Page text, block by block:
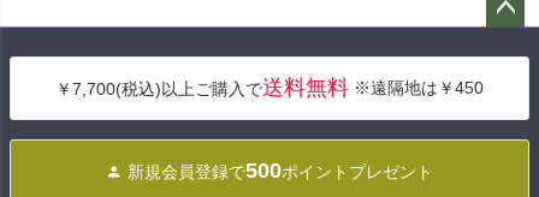
へ
￥7,700(税込)以上ご購入で送料無料 ※遠隔地は￥450
新規会員登録で500ポイントプレゼント